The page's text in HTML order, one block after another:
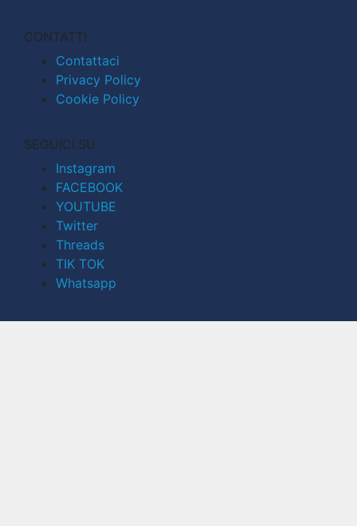
CONTATTI
Contattaci
Privacy Policy
Cookie Policy
SEGUICI SU
Instagram
FACEBOOK
YOUTUBE
Twitter
Threads
TIK TOK
Whatsapp